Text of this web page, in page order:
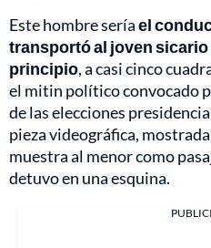
Este hombre seríael
transportó al joven sicario
principio, a casi cinco
el mitin político convocado
de las elecciones
pieza videográfica,
muestra al menor como
detuvo en una esquina.